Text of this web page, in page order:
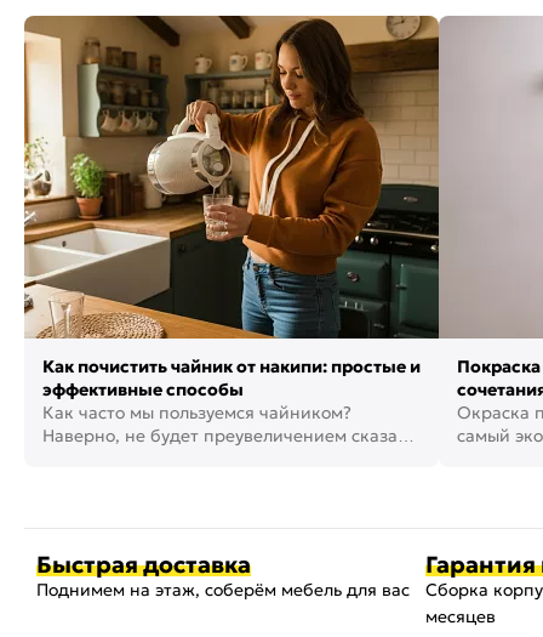
Как почистить чайник от накипи: простые и
эффективные способы
Как часто мы пользуемся чайником?
Наверно, не будет преувеличением сказать,
фото
Окраска
самый
Быстрая доставка
Поднимем на этаж, соберём мебель для вас
Гарантия
Сборка
месяцев